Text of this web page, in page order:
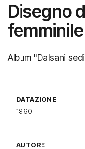
Disegno
Album "Dalsani
DATAZIONE
1860
AUTORE